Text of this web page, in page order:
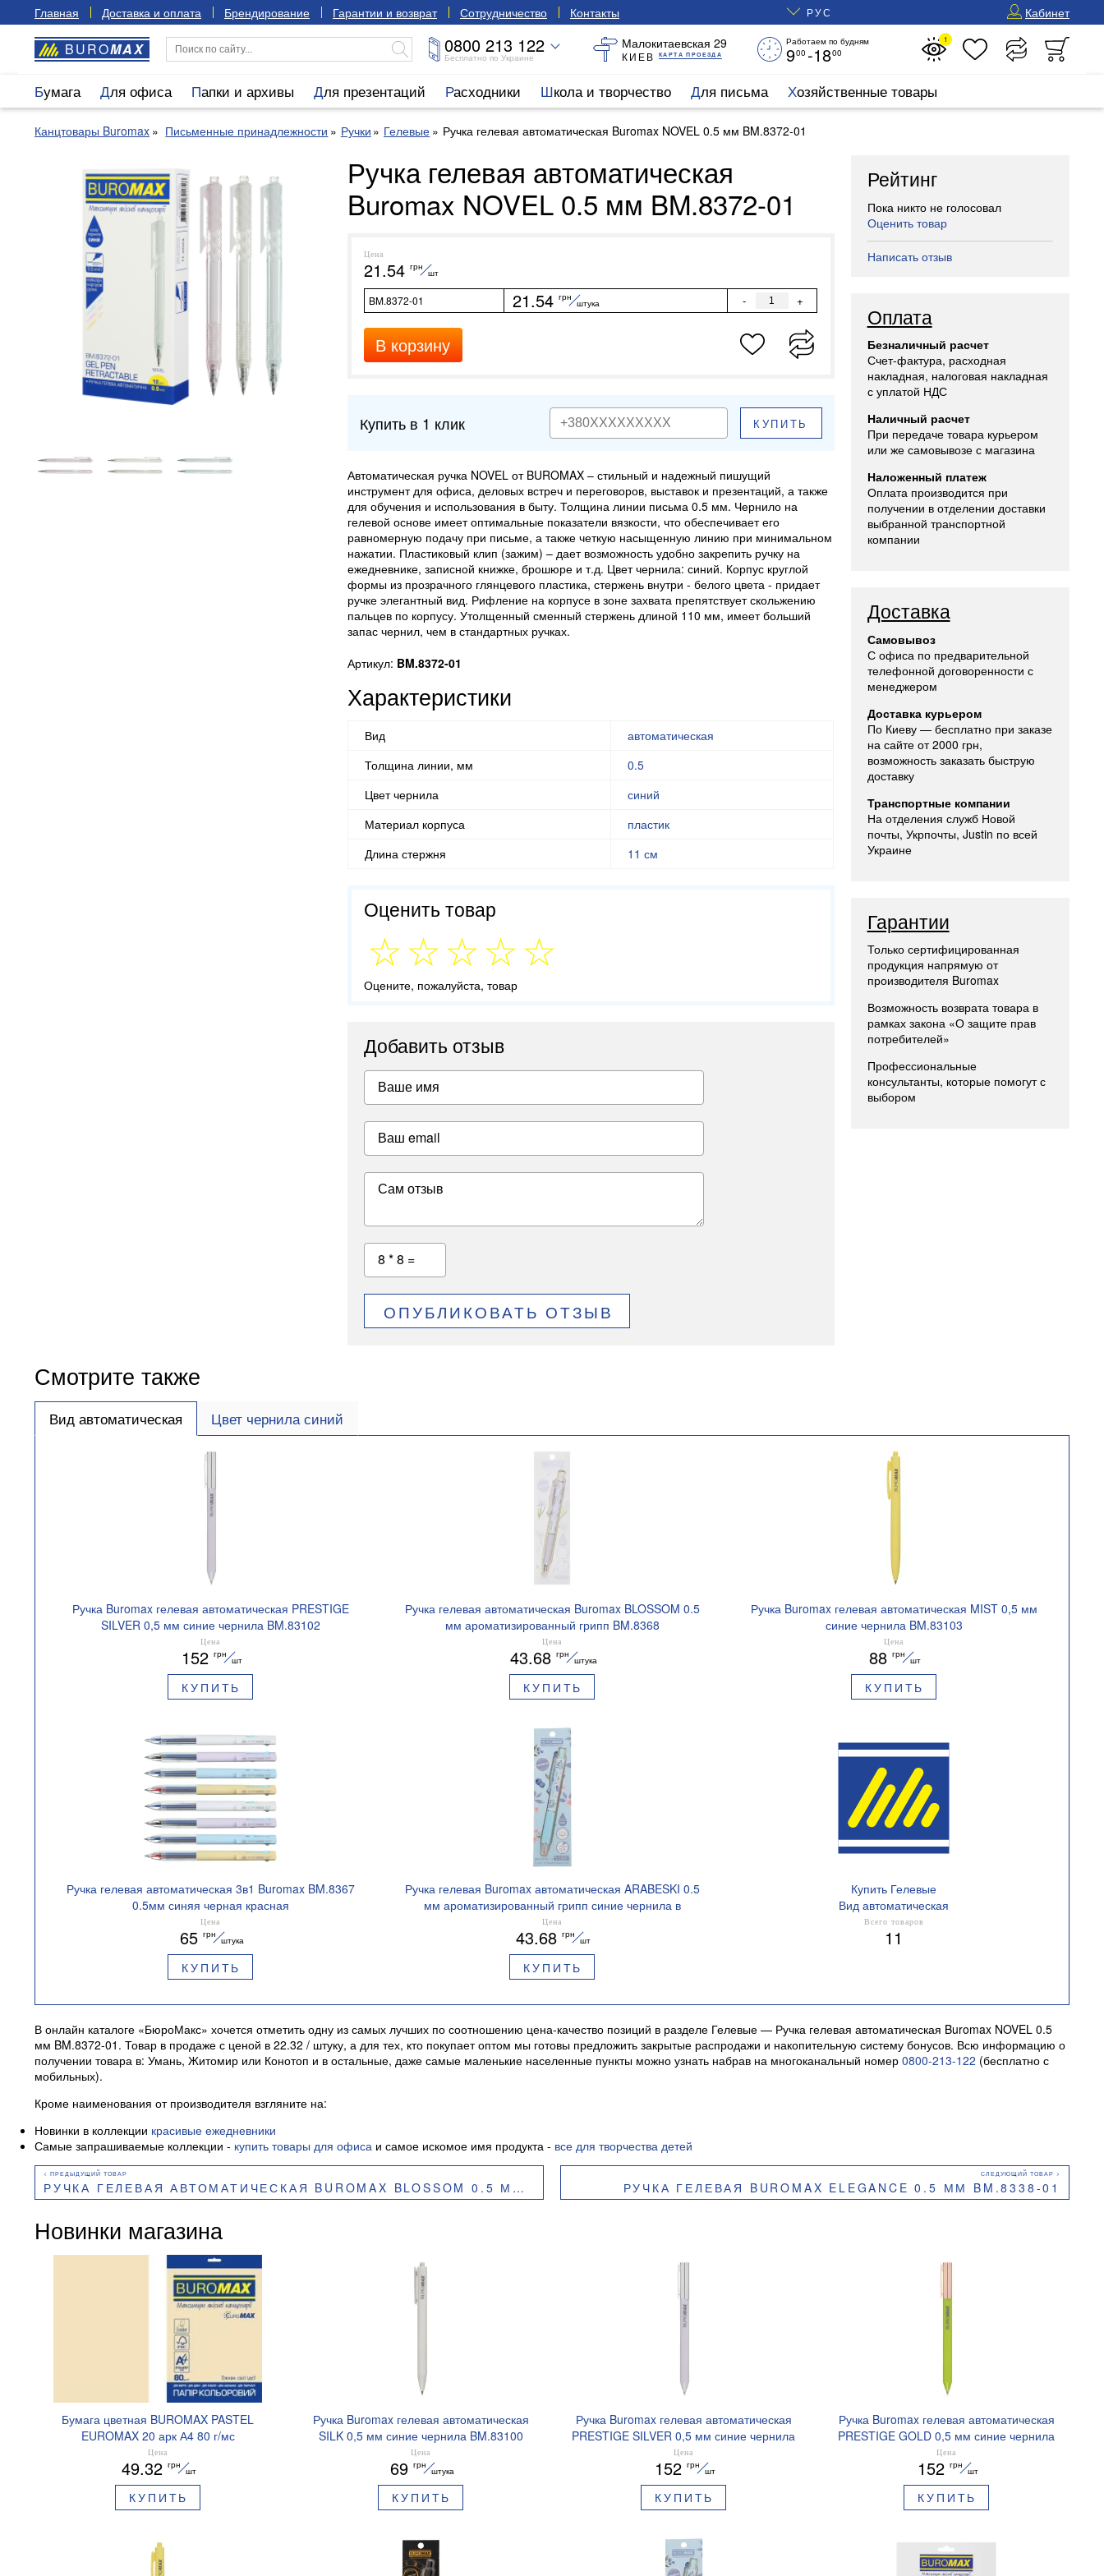
Главная Доставка и оплата Брендирование Гарантии и возврат Сотрудничество Контакты РУС Кабинет
BUROMAX 0800 213 122
Бесплатно по Украине
Малокитаевская 29
КИЕВ КАРТА ПРОЕЗДА
Работаем по будням
900 -1800
1
Бумага Для офиса Папки и архивы Для презентаций Расходники Школа и творчество Для письма Хозяйственные товары
Канцтовары Buromax Письменные принадлежности Ручки Гелевые Ручка гелевая автоматическая Buromax NOVEL 0.5 мм BM.8372-01
Ручка гелевая автоматическая
Buromax NOVEL 0.5 мм BM.8372-01
Цена
21.54 грн
шт
BM.8372-01 21.54 грн
штука - +
В корзину
Купить в 1 клик КУПИТЬ
Автоматическая ручка NOVEL от BUROMAX – стильный и надежный пишущий
инструмент для офиса, деловых встреч и переговоров, выставок и презентаций, а также
для обучения и использования в быту. Толщина линии письма 0.5 мм. Чернило на
гелевой основе имеет оптимальные показатели вязкости, что обеспечивает его
равномерную подачу при письме, а также четкую насыщенную линию при минимальном
нажатии. Пластиковый клип (зажим) – дает возможность удобно закрепить ручку на
ежедневнике, записной книжке, брошюре и т.д. Цвет чернила: синий. Корпус круглой
формы из прозрачного глянцевого пластика, стержень внутри - белого цвета - придает
ручке элегантный вид. Рифление на корпусе в зоне захвата препятствует скольжению
пальцев по корпусу. Утолщенный сменный стержень длиной 110 мм, имеет больший
запас чернил, чем в стандартных ручках.
Артикул: BM.8372-01
Характеристики
Вид
автоматическая
Толщина линии, мм
0.5
Цвет чернила
синий
Материал корпуса
пластик
Длина стержня
11 см
Оценить товар
Оцените, пожалуйста, товар
Добавить отзыв
Ваше имя
Ваш email
Сам отзыв
8 * 8 =
ОПУБЛИКОВАТЬ ОТЗЫВ
Рейтинг
Пока никто не голосовал
Оценить товар
Написать отзыв
Оплата
Безналичный расчет
Счет-фактура, расходная
накладная, налоговая накладная
с уплатой НДС
Наличный расчет
При передаче товара курьером
или же самовывозе с магазина
Наложенный платеж
Оплата производится при
получении в отделении доставки
выбранной транспортной
компании
Доставка
Самовывоз
С офиса по предварительной
телефонной договоренности с
менеджером
Доставка курьером
По Киеву — бесплатно при заказе
на сайте от 2000 грн,
возможность заказать быструю
доставку
Транспортные компании
На отделения служб Новой
почты, Укрпочты, Justin по всей
Украине
Гарантии
Только сертифицированная
продукция напрямую от
производителя Buromax
Возможность возврата товара в
рамках закона «О защите прав
потребителей»
Профессиональные
консультанты, которые помогут с
выбором
Смотрите также
Вид автоматическая Цвет чернила синий
Ручка Buromax гелевая автоматическая PRESTIGE
SILVER 0,5 мм синие чернила BM.83102
Цена
152 грн
шт
КУПИТЬ
Ручка гелевая автоматическая Buromax BLOSSOM 0.5
мм ароматизированный грипп BM.8368
Цена
43.68 грн
штука
КУПИТЬ
Ручка Buromax гелевая автоматическая MIST 0,5 мм
синие чернила BM.83103
Цена
88 грн
шт
КУПИТЬ
Ручка гелевая автоматическая 3в1 Buromax BM.8367
0.5мм синяя черная красная
Цена
65 грн
штука
КУПИТЬ
Ручка гелевая Buromax автоматическая ARABESKI 0.5
мм ароматизированный грипп синие чернила в
блистере BM.8379-02
Цена
43.68 грн
шт
КУПИТЬ
Купить Гелевые
Вид автоматическая
Всего товаров
11
В онлайн каталоге «БюроМакс» хочется отметить одну из самых лучших по соотношению цена-качество позиций в разделе Гелевые — Ручка гелевая автоматическая Buromax NOVEL 0.5
мм BM.8372-01. Товар в продаже с ценой в 22.32 / штуку, а для тех, кто покупает оптом мы готовы предложить закрытые распродажи и накопительную систему бонусов. Всю информацию о
получении товара в: Умань, Житомир или Конотоп и в остальные, даже самые маленькие населенные пункты можно узнать набрав на многоканальный номер 0800-213-122 (бесплатно с
мобильных).
Кроме наименования от производителя взгляните на:
Новинки в коллекции красивые ежедневники
Самые запрашиваемые коллекции - купить товары для офиса и самое искомое имя продукта - все для творчества детей
РУЧКА ГЕЛЕВАЯ АВТОМАТИЧЕСКАЯ BUROMAX BLOSSOM 0.5 ММ АРОМАТИЗИРОВАННЫЙ ГРИПП BM.8368 РУЧКА ГЕЛЕВАЯ BUROMAX ELEGANCE 0.5 ММ BM.8338-01
Новинки магазина
Бумага цветная BUROMAX PASTEL
EUROMAX 20 арк А4 80 г/мс
BM.2721220E-08
Цена
49.32 грн
шт
КУПИТЬ
Ручка Buromax гелевая автоматическая
SILK 0,5 мм синие чернила BM.83100
Цена
69 грн
штука
КУПИТЬ
Ручка Buromax гелевая автоматическая
PRESTIGE SILVER 0,5 мм синие чернила
BM.83102
Цена
152 грн
шт
КУПИТЬ
Ручка Buromax гелевая автоматическая
PRESTIGE GOLD 0,5 мм синие чернила
BM.83101
Цена
152 грн
шт
КУПИТЬ